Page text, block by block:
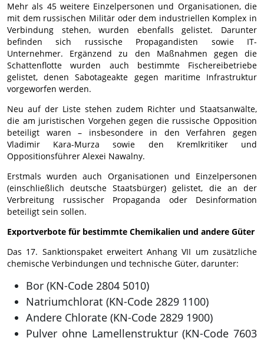
Mehr als 45 weitere Einzelpersonen und Organisationen, die
mit dem russischen Militär oder dem industriellen Komplex in
Verbindung stehen, wurden ebenfalls gelistet. Darunter
befinden sich russische Propagandisten sowie IT-
Unternehmer. Ergänzend zu den Maßnahmen gegen die
Schattenflotte wurden auch bestimmte Fischereibetriebe
gelistet, denen Sabotageakte gegen maritime Infrastruktur
vorgeworfen werden.
Neu auf der Liste stehen zudem Richter und Staatsanwälte,
die am juristischen Vorgehen gegen die russische Opposition
beteiligt waren – insbesondere in den Verfahren gegen
Vladimir Kara-Murza sowie den Kremlkritiker und
Oppositionsführer Alexei Nawalny.
Erstmals wurden auch Organisationen und Einzelpersonen
(einschließlich deutsche Staatsbürger) gelistet, die an der
Verbreitung russischer Propaganda oder Desinformation
beteiligt sein sollen.
Exportverbote für bestimmte Chemikalien und andere Güter
Das 17. Sanktionspaket erweitert Anhang VII um zusätzliche
chemische Verbindungen und technische Güter, darunter:
Bor (KN-Code 2804 5010)
Natriumchlorat (KN-Code 2829 1100)
Andere Chlorate (KN-Code 2829 1900)
Pulver ohne Lamellenstruktur (KN-Code 7603